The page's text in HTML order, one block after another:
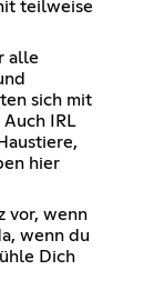
teilweise
alle
sich mit
IRL
hier
vor, wenn
wenn du
Dich